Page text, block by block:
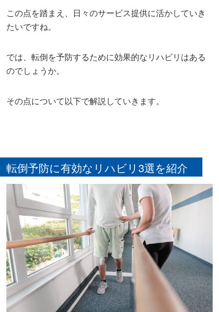
この点を踏まえ、日々のサービス提供に活かしていき
たいですね。
では、転倒を予防するために効果的なリハビリはある
のでしょうか。
その点について以下で解説していきます。
転倒予防に有効なリハビリ3選を紹介